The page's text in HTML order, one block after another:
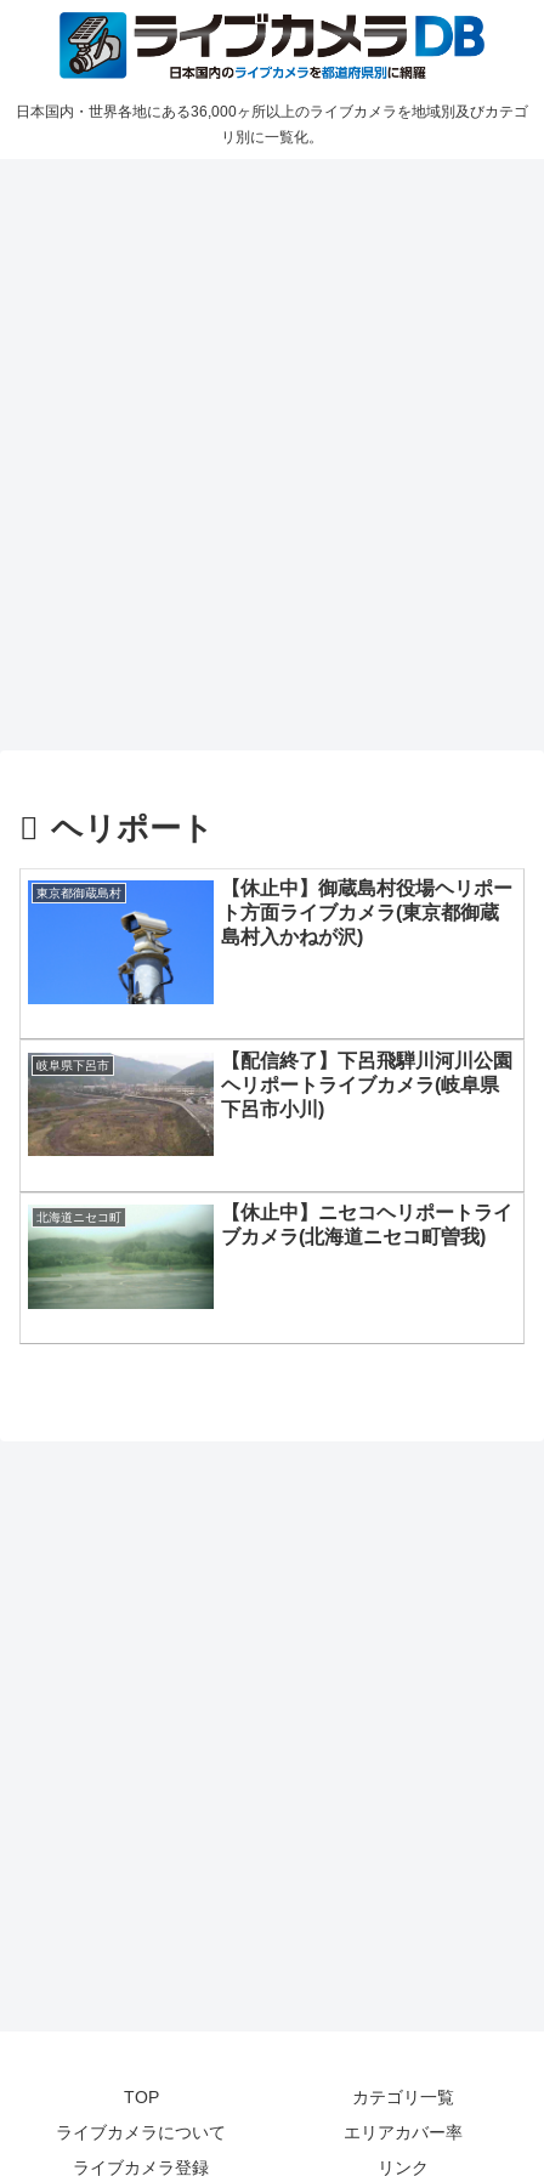
日本国内・世界各地にある36,000ヶ所以上のライブカメラを地域別及びカテゴ
リ別に一覧化。
ヘリポート
東京都御蔵島村
【休止中】御蔵島村役場ヘリポー
ト方面ライブカメラ(東京都御蔵
島村入かねが沢)
岐阜県下呂市
【配信終了】下呂飛騨川河川公園
ヘリポートライブカメラ(岐阜県
下呂市小川)
北海道ニセコ町
【休止中】ニセコヘリポートライ
ブカメラ(北海道ニセコ町曽我)
TOP
カテゴリ一覧
ライブカメラについて
エリアカバー率
ライブカメラ登録
リンク